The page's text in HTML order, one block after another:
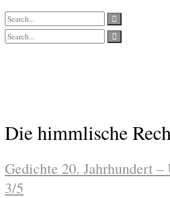
Die himmlische
Gedichte 20. Jahrhundert –
3/5